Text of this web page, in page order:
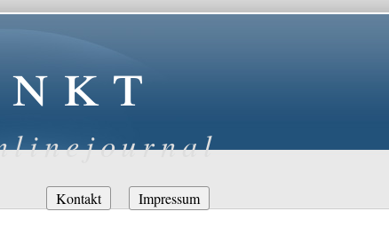
Navigation
überspringen
Kontakt Impressum